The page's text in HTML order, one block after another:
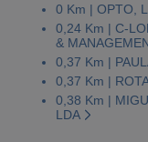
0 Km | OPTO,
0,24 Km | C-
&
0,37 Km |
0,37 Km |
0,38 Km |
LDA